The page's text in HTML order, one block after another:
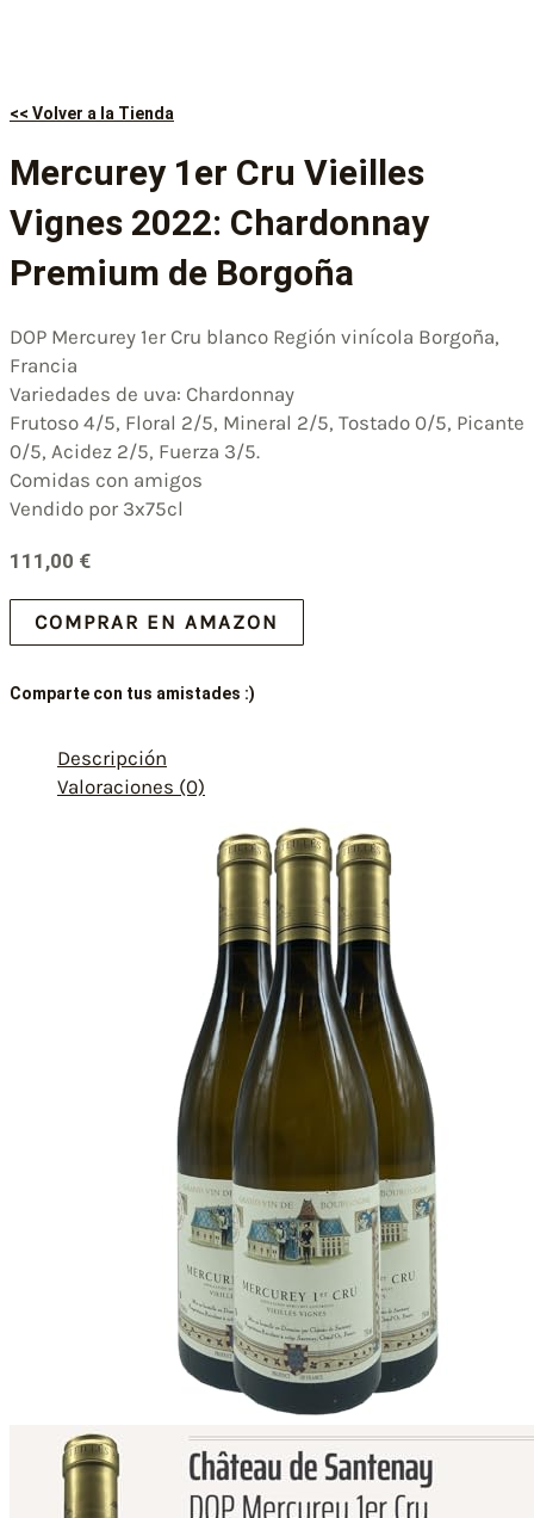
<< Volver a la Tienda
Mercurey 1er Cru Vieilles
Vignes 2022: Chardonnay
Premium de Borgoña
DOP Mercurey 1er Cru blanco Región vinícola Borgoña,
Francia
Variedades de uva: Chardonnay
Frutoso 4/5, Floral 2/5, Mineral 2/5, Tostado 0/5, Picante
0/5, Acidez 2/5, Fuerza 3/5.
Comidas con amigos
Vendido por 3x75cl
111,00 €
COMPRAR EN AMAZON
Comparte con tus amistades :)
Descripción
Valoraciones (0)